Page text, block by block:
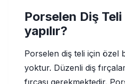
Porselen Diş Teli
yapılır?
Porselen diş teli için özel
yoktur. Düzenli diş